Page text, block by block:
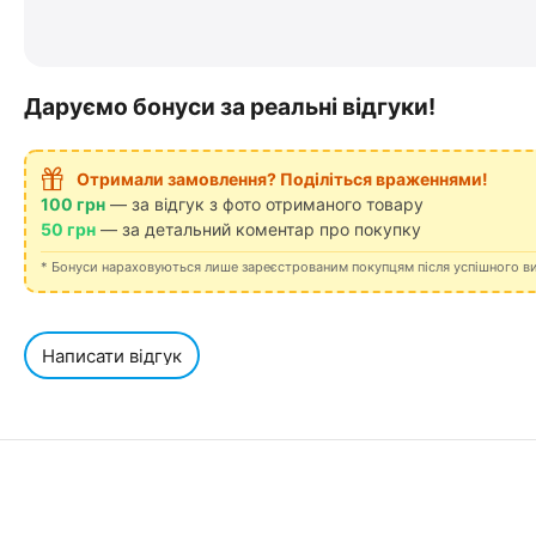
Даруємо бонуси за реальні відгуки!
Отримали замовлення? Поділіться враженнями!
100 грн — за відгук з фото отриманого товару
50 грн — за детальний коментар про покупку
* Бонуси нараховуються лише зареєстрованим покупцям після успішного
Написати відгук